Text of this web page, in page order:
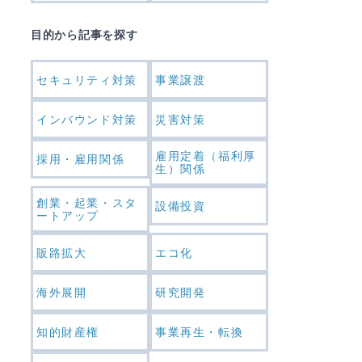
目的から記事を探す
セキュリティ対策 事業譲渡
インバウンド対策 災害対策
採用・雇用関係
雇用定着（福利厚
生）関係
創業・起業・スタ
ートアップ
設備投資
販路拡大 エコ化
海外展開 研究開発
知的財産権 事業再生・転換